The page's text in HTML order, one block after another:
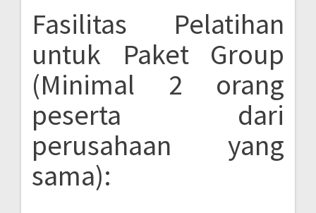
Fasilitas Pelatihan
untuk Paket Group
(Minimal 2 orang
peserta dari
perusahaan yang
sama):